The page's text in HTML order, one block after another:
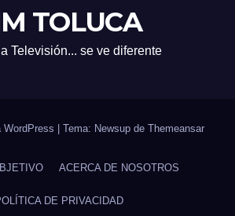
TOLUCA
Televisión... se ve diferente
WordPress Tema: Newsup de Themeansar
ACERCA DE NOSOTROS
DE PRIVACIDAD